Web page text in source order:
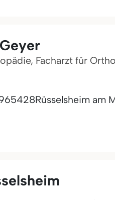
Facharzt für
65428Rüsselsheim am